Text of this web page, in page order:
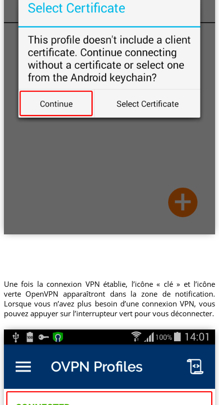
Une fois la connexion VPN établie, l’icône « clé » et l’icône
verte OpenVPN apparaîtront dans la zone de notification.
Lorsque vous n’avez plus besoin d’une connexion VPN, vous
pouvez appuyer sur l’interrupteur vert pour vous déconnecter.